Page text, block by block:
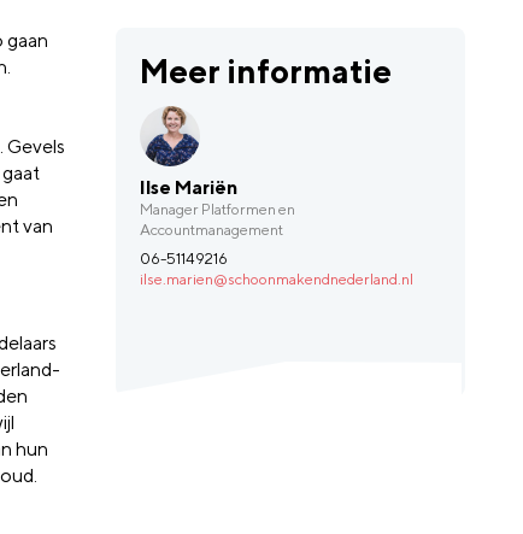
gaan
Gevels
van
hun
Meer informatie
Ilse Mariën
Manager Platformen en
Accountmanagement
06-51149216
ilse.marien@schoonmakendnederland.nl